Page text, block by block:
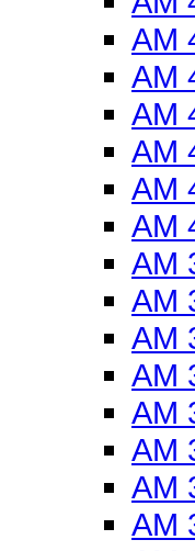
AM
AM
AM
AM
AM
AM
AM
AM
AM
AM
AM
AM
AM
AM